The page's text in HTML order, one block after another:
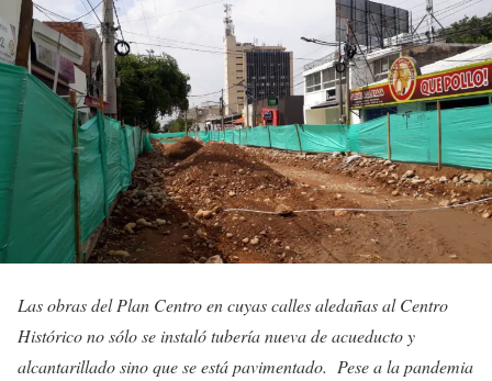
Las obras del Plan Centro en cuyas calles aledañas al Centro
Histórico no sólo se instaló tubería nueva de acueducto y
alcantarillado sino que se está pavimentado. Pese a la pandemia